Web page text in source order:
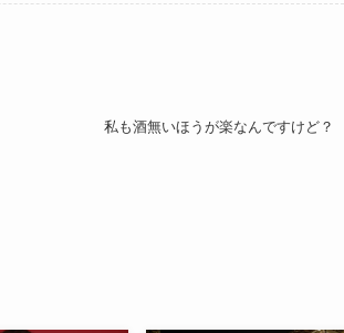
私も酒無いほうが楽なんですけど？